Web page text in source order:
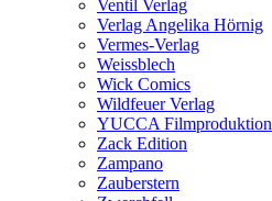
Ventil Verlag
Verlag Angelika Hörnig
Vermes-Verlag
Weissblech
Wick Comics
Wildfeuer Verlag
YUCCA Filmproduktion
Zack Edition
Zampano
Zauberstern